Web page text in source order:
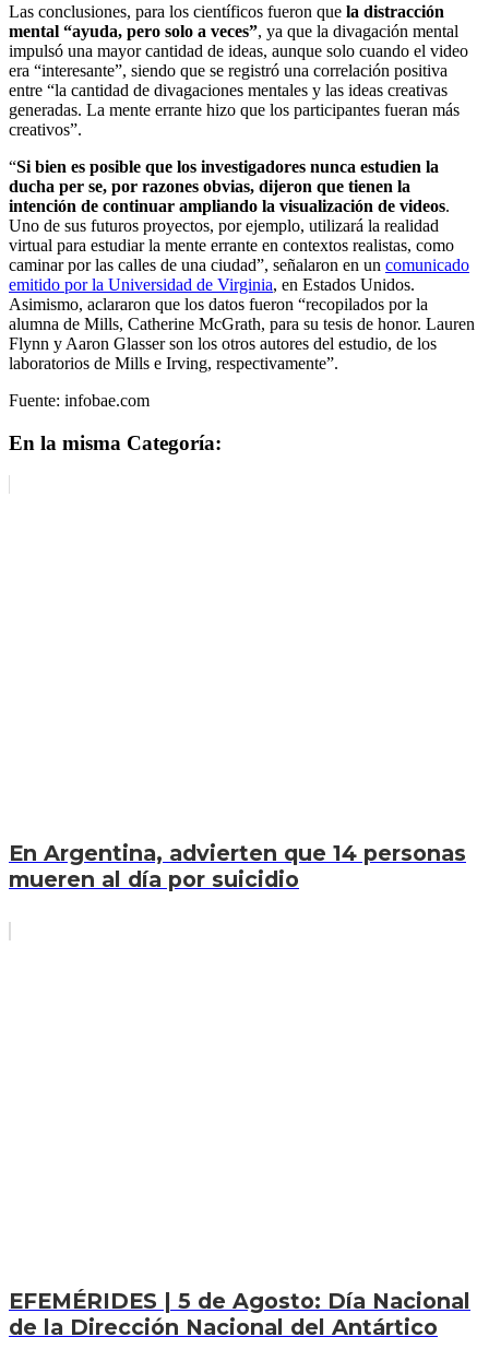
Las conclusiones, para los científicos fueron que la distracción
mental “ayuda, pero solo a veces”, ya que la divagación mental
impulsó una mayor cantidad de ideas, aunque solo cuando el video
era “interesante”, siendo que se registró una correlación positiva
entre “la cantidad de divagaciones mentales y las ideas creativas
generadas. La mente errante hizo que los participantes fueran más
creativos”.
“Si bien es posible que los investigadores nunca estudien la
ducha per se, por razones obvias, dijeron que tienen la
intención de continuar ampliando la visualización de videos.
Uno de sus futuros proyectos, por ejemplo, utilizará la realidad
virtual para estudiar la mente errante en contextos realistas, como
caminar por las calles de una ciudad”, señalaron en un comunicado
emitido por la Universidad de Virginia, en Estados Unidos.
Asimismo, aclararon que los datos fueron “recopilados por la
alumna de Mills, Catherine McGrath, para su tesis de honor. Lauren
Flynn y Aaron Glasser son los otros autores del estudio, de los
laboratorios de Mills e Irving, respectivamente”.
Fuente: infobae.com
En la misma Categoría:
En Argentina, advierten que 14 personas
mueren al día por suicidio
EFEMÉRIDES | 5 de Agosto: Día Nacional
de la Dirección Nacional del Antártico